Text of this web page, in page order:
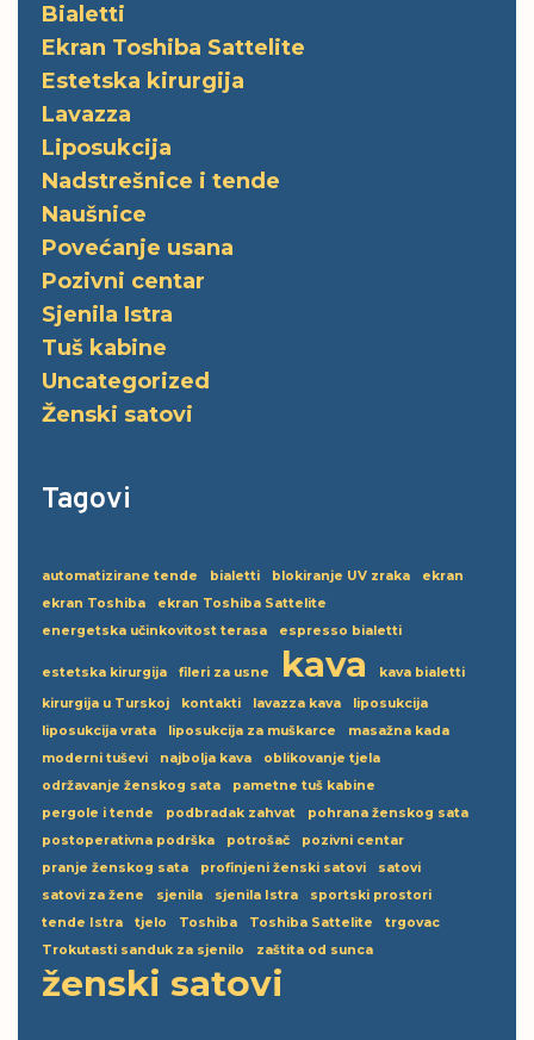
Bialetti
Ekran Toshiba Sattelite
Estetska kirurgija
Lavazza
Liposukcija
Nadstrešnice i tende
Naušnice
Povećanje usana
Pozivni centar
Sjenila Istra
Tuš kabine
Uncategorized
Ženski satovi
Tagovi
automatizirane tende bialetti blokiranje UV zraka
ekran
ekran Toshiba
ekran Toshiba Sattelite
energetska učinkovitost terasa
espresso bialetti
estetska kirurgija fileri za usne kava
kava bialetti
kirurgija u Turskoj
kontakti lavazza kava
liposukcija
liposukcija vrata
liposukcija za muškarce
masažna kada
moderni tuševi
najbolja kava
oblikovanje tjela
održavanje ženskog sata
pametne tuš kabine
pergole i tende
podbradak zahvat
pohrana ženskog sata
postoperativna podrška
potrošač
pozivni centar
pranje ženskog sata
profinjeni ženski satovi
satovi
satovi za žene
sjenila sjenila Istra
sportski prostori
tende Istra
tjelo Toshiba Toshiba Sattelite
trgovac
Trokutasti sanduk za sjenilo
zaštita od sunca
ženski satovi